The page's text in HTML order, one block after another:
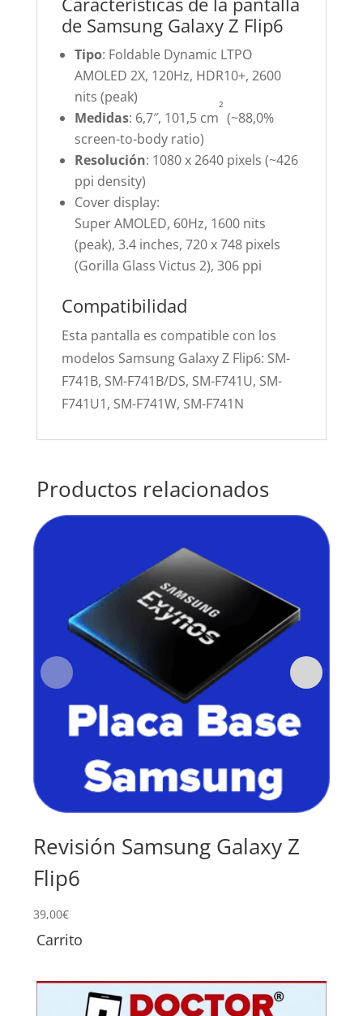
de Samsung Galaxy Z Flip6
Tipo: Foldable Dynamic LTPO
AMOLED 2X, 120Hz, HDR10+, 2600
nits (peak)
Medidas: 6,7″, 101,5 cm
²
(~88,0%
screen-to-body ratio)
Resolución: 1080 x 2640 pixels (~426
ppi density)
Cover display:
Super AMOLED, 60Hz, 1600 nits
(peak), 3.4 inches, 720 x 748 pixels
(Gorilla Glass Victus 2), 306 ppi
Compatibilidad
Esta pantalla es compatible con los
modelos Samsung Galaxy Z Flip6: SM-
F741B, SM-F741B/DS, SM-F741U, SM-
F741U1, SM-F741W, SM-F741N
Productos relacionados
Revisión Samsung Galaxy Z
Flip6
39,00€
Carrito